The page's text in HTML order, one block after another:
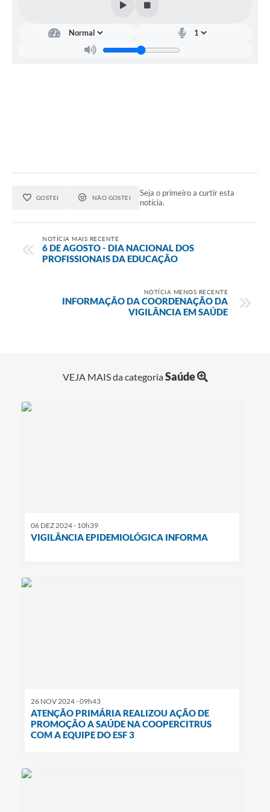
Legislação e Decretos Municipais
Boletim de Vigilância em Saúde
Requerimentos
Contato
GOSTEI NÃO GOSTEI
Seja o primeiro a curtir esta
notícia.
NOTÍCIA MAIS RECENTE
6 DE AGOSTO - DIA NACIONAL DOS
PROFISSIONAIS DA EDUCAÇÃO
NOTÍCIA MENOS RECENTE
INFORMAÇÃO DA COORDENAÇÃO DA
VIGILÂNCIA EM SAÚDE
VEJA MAIS da categoriaSaúde
06 DEZ 2024 - 10h39
VIGILÂNCIA EPIDEMIOLÓGICA INFORMA
26 NOV 2024 - 09h43
ATENÇÃO PRIMÁRIA REALIZOU AÇÃO DE
PROMOÇÃO A SAÚDE NA COOPERCITRUS
COM A EQUIPE DO ESF 3